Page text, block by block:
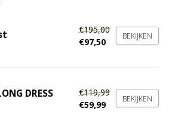
€195,00
€97,50
BEKIJKEN
DRESS
€119,99
€59,99
BEKIJKEN